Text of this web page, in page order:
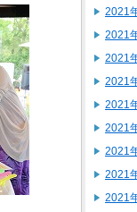
2021
2021
2021
2021
2021
2021
2021
2021
2021